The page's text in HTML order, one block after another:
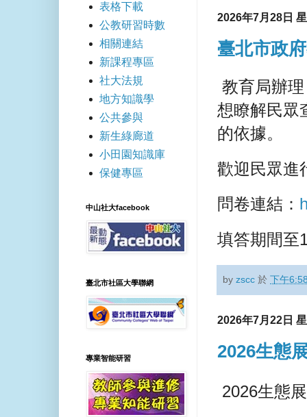
2026年7月28日
臺北市政
教育局辦
想瞭解民眾
的依據。
歡迎民眾進
問卷連結：
填答期間至
byzscc 於下午
2026年7月22日
2026生態
2026生態
表格下載
公教研習時數
相關連結
新課程專區
社大法規
地方知識學
公共參與
新生綠廊道
小田園知識庫
保健專區
中山社大facebook
臺北市社區大學聯網
專業智能研習